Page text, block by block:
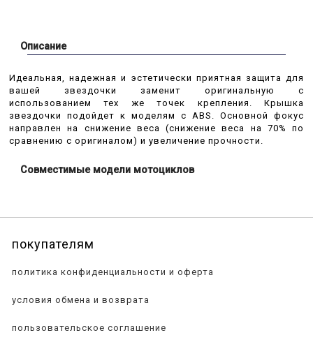
Описание
Идеальная, надежная и эстетически приятная защита для
вашей звездочки заменит оригинальную с
использованием тех же точек крепления. Крышка
звездочки подойдет к моделям с ABS. Основной фокус
направлен на снижение веса (снижение веса на 70% по
сравнению с оригиналом) и увеличение прочности.
Совместимые модели мотоциклов
покупателям
политика конфиденциальности и оферта
условия обмена и возврата
пользовательское соглашение